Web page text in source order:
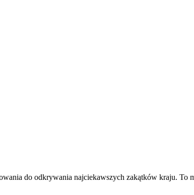
do odkrywania najciekawszych zakątków kraju. To